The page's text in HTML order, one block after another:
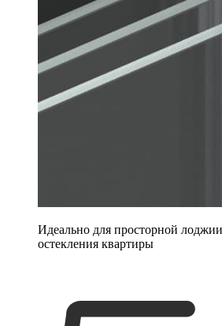
Идеально для просторной
остекления квартиры